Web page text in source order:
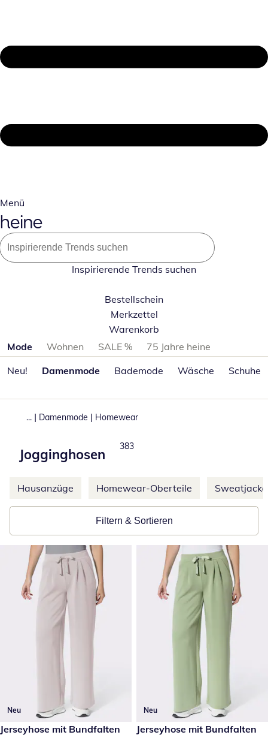
Menü
Inspirierende Trends suchen
Bestellschein
Merkzettel
Warenkorb
Produktkategorien überspringen
Mode Wohnen SALE %
75 Jahre heine
Neu!
Damenmode Bademode Wäsche Schuhe
... | Damenmode | Homewear
Jogginghosen
Produkte
383
Weitere Kategorien überspringen
Hausanzüge Homewear-Oberteile
Filtern & Sortieren
Neu
49,99 €
Jerseyhose mit Bundfalten
Neu
49,99 €
Jerseyhose mit Bundfalten